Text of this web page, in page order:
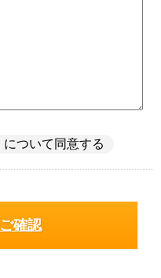
について同意する